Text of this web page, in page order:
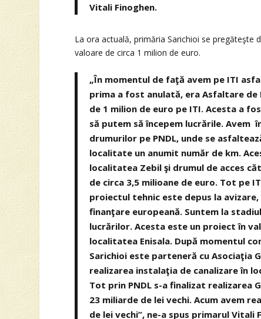
Vitali Finoghen.
La ora actuală, primăria Sarichioi se
valoare de circa 1 milion de euro.
„În momentul de faţă avem pe ITI
prima a fost anulată, era Asfaltare de
de 1 milion de euro pe ITI. Acesta a
să putem să începem lucrările.
drumurilor pe PNDL, unde se
localitate un anumit număr de km.
localitatea Zebil şi drumul de acces
de circa 3,5 milioane de euro. Tot pe
proiectul tehnic este depus la
finanţare europeană. Suntem la
lucrărilor. Acesta este un proiect în
localitatea Enisala. După momentul
Sarichioi este parteneră cu Asociaţia
realizarea instalaţia de canalizare în
Tot prin PNDL s-a finalizat realizarea
23 miliarde de lei vechi. Acum avem
de lei vechi”, ne-a spus primarul Vitali